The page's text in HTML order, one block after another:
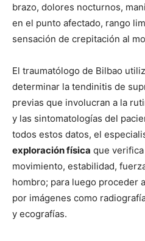
brazo, dolores nocturnos,
en el punto afectado, rango
sensación de crepitación al
El traumatólogo de Bilbao
determinar la tendinitis de
previas que involucran a la
y las sintomatologías del
todos estos datos, el
exploración física que
movimiento, estabilidad,
hombro; para luego proceder
por imágenes como
y ecografías.